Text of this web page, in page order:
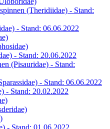
(Theridiidae) - Stand:
- Stand: 06.06.2022
- Stand: 20.06.2022
(Pisauridae) - Stand:
- Stand: 06.06.2022
- Stand: 20.02.2022